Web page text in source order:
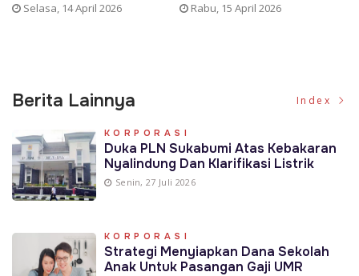
Selasa, 14 April 2026 Rabu, 15 April 2026
Berita Lainnya Index
KORPORASI
Duka PLN Sukabumi Atas Kebakaran
Nyalindung Dan Klarifikasi Listrik
Senin, 27 Juli 2026
KORPORASI
Strategi Menyiapkan Dana Sekolah
Anak Untuk Pasangan Gaji UMR